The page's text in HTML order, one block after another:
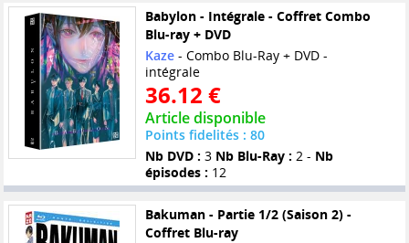
Babylon - Intégrale - Coffret Combo
Blu-ray + DVD
Kaze- Combo Blu-Ray + DVD -
intégrale
36.12 €
Article disponible
Points fidelités : 80
Nb DVD : 3 Nb Blu-Ray : 2 - Nb
épisodes : 12
Bakuman - Partie 1/2 (Saison 2) -
Coffret Blu-ray